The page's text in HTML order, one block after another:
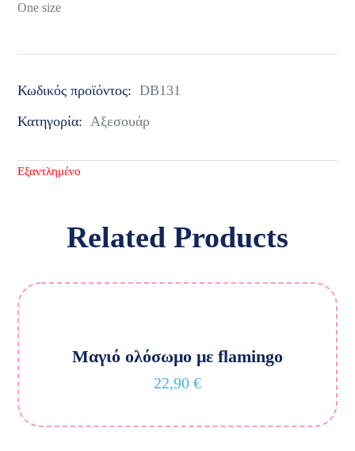
One size
Κωδικός προϊόντος: DB131
Κατηγορία: Αξεσουάρ
Εξαντλημένο
Related Products
Μαγιό ολόσωμο με flamingo
22,90 €